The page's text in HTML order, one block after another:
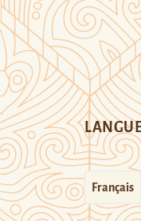
Français